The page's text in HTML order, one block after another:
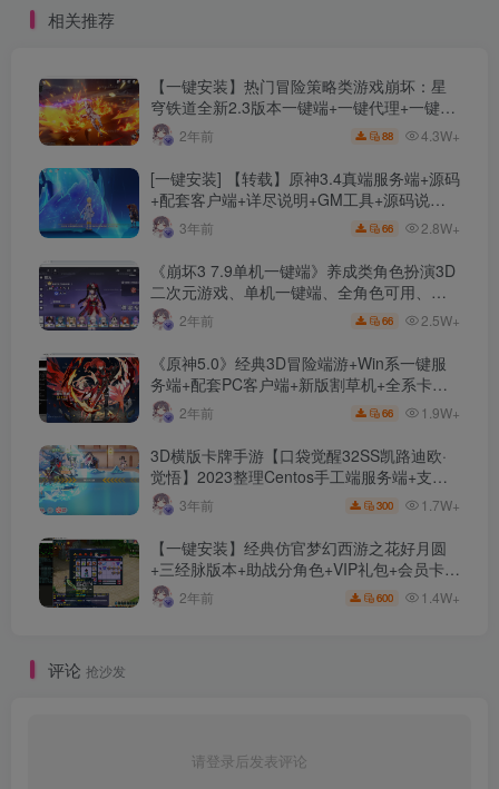
教程+视频语音安装教程
相关推荐
【一键安装】热门冒险策略类游戏崩坏：星
穹铁道全新2.3版本一键端+一键代理+一键启
动+免虚拟机
2年前 88 4.3W+
[一键安装] 【转载】原神3.4真端服务端+源码
+配套客户端+详尽说明+GM工具+源码说明
文件3年前 66 2.8W+
《崩坏3 7.9单机一键端》养成类角色扮演3D
二次元游戏、单机一键端、全角色可用、无
限资源、附带保姆级安装教程
2年前 66 2.5W+
《原神5.0》经典3D冒险端游+Win系一键服
务端+配套PC客户端+新版割草机+全系卡池
文件2年前 66 1.9W+
3D横版卡牌手游【口袋觉醒32SS凯路迪欧·
觉悟】2023整理Centos手工端服务端+支付
对接+安卓苹果双端+运营后台+GM授权后台
+代理后台
3年前 300 1.7W+
【一键安装】经典仿官梦幻西游之花好月圆
+三经脉版本+助战分角色+VIP礼包+会员卡
+剧情活动+视频搭建及其他修改资料
2年前 600 1.4W+
评论 抢沙发
请登录后发表评论